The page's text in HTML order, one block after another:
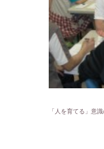
「人を育てる」意